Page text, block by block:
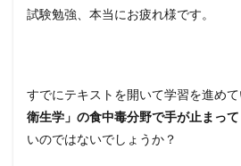
試験勉強、本当にお疲れ様です。
すでにテキストを開いて学習を進めて
衛生学」の食中毒分野で手が止まっ
いのではないでしょうか？